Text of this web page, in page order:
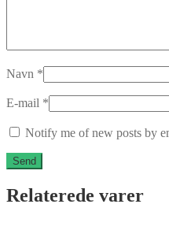
Navn *
E-mail *
Notify me of new posts by
Relaterede varer